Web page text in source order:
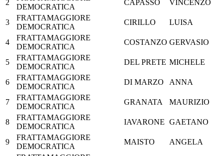
2
DEMOCRATICA
CAPASSO VINCENZO
3
FRATTAMAGGIORE
DEMOCRATICA
CIRILLO LUISA
4
FRATTAMAGGIORE
DEMOCRATICA
COSTANZO GERVASIO
5
FRATTAMAGGIORE
DEMOCRATICA
DEL PRETE MICHELE
6
FRATTAMAGGIORE
DEMOCRATICA
DI MARZO ANNA
7
FRATTAMAGGIORE
DEMOCRATICA
GRANATA MAURIZIO
8
FRATTAMAGGIORE
DEMOCRATICA
IAVARONE GAETANO
9
FRATTAMAGGIORE
DEMOCRATICA
MAISTO ANGELA